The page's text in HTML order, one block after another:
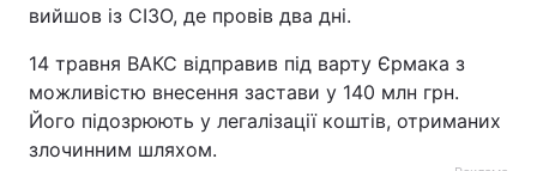
вийшов із СІЗО, де провів два дні.
14 травня ВАКС відправив під варту Єрмака з
можливістю внесення застави у 140 млн грн.
Його підозрюють у легалізації коштів, отриманих
злочинним шляхом.